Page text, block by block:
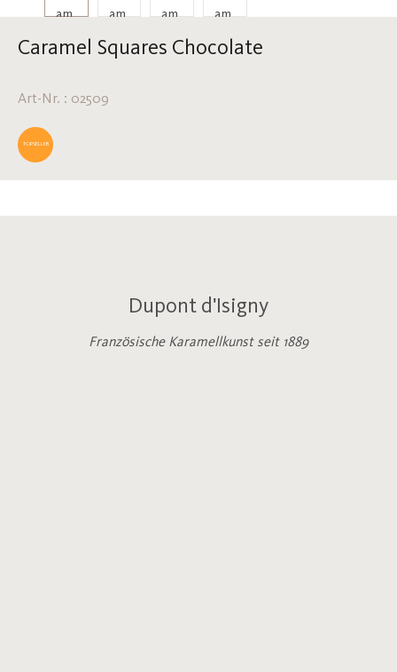
Caramel Squares Chocolate
Art-Nr. : 02509
TOPSELLER
Dupont d'Isigny
Französische Karamellkunst seit 1889